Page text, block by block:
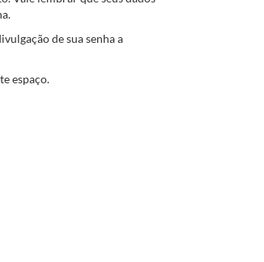
de sua senha a
espaço.